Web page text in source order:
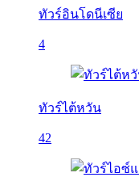
ทัวร์อินโดนีเซีย
4
ทัวร์ไต้หวัน
42